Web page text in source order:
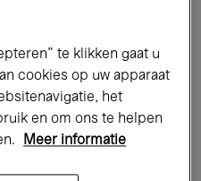
Films
& Debatten
Global Music
te klikken gaat u
cookies op uw apparaat
het
en om ons te helpen
Meer informatie